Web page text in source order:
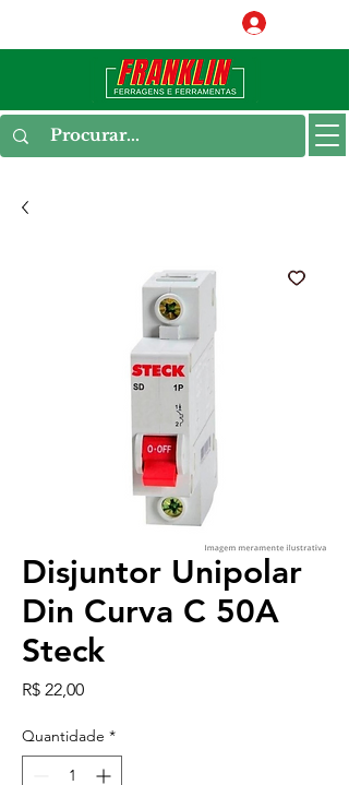
Disjuntor Unipolar
Din Curva C 50A
Steck
R$ 22,00Preço
Quantidade *